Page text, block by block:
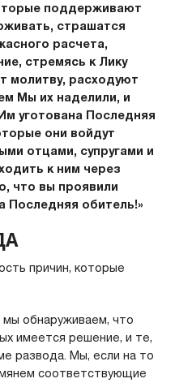
поддерживают
страшатся
расчета,
стремясь к Лику
молитву, расходуют
Мы их наделили, и
уготована Последняя
они войдут
отцами, супругами и
к ним через
что вы проявили
Последняя обитель!»
причин, которые
мы обнаруживаем, что
имеется решение, и те,
развода. Мы, если на то
соответствующие